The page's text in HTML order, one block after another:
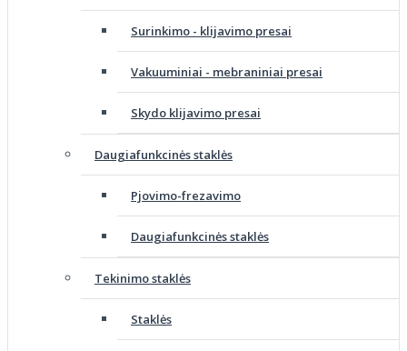
Surinkimo - klijavimo presai
Vakuuminiai - mebraniniai presai
Skydo klijavimo presai
Daugiafunkcinės staklės
Pjovimo-frezavimo
Daugiafunkcinės staklės
Tekinimo staklės
Staklės